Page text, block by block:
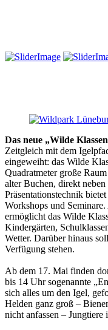
Das neue „Wilde
Zeitgleich mit dem
eingeweiht: das Wilde
Quadratmeter große
alter Buchen, direkt
Präsentationstechnik
Workshops und
ermöglicht das Wilde
Kindergärten,
Wetter. Darüber hinaus
Verfügung stehen.
Ab dem 17. Mai finden
bis 14 Uhr sogenannte
sich alles um den Igel,
Helden ganz groß –
nicht anfassen –